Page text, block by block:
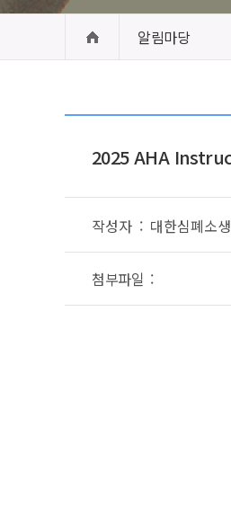
알림마당
2025 AHA
작성자 : 대한심폐소
첨부파일 :